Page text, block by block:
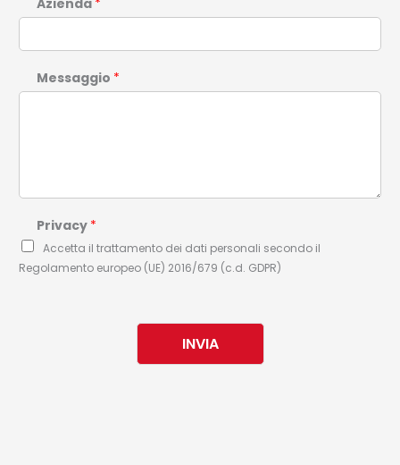
Messaggio *
Privacy *
Accetta il trattamento dei dati personali secondo il
Regolamento europeo (UE) 2016/679 (c.d. GDPR)
INVIA